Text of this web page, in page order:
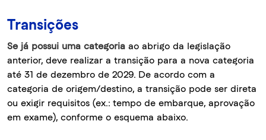
Transições
Se já possui uma categoria ao abrigo da legislação
anterior, deve realizar a transição para a nova categoria
até 31 de dezembro de 2029. De acordo com a
categoria de origem/destino, a transição pode ser direta
ou exigir requisitos (ex.: tempo de embarque, aprovação
em exame), conforme o esquema abaixo.